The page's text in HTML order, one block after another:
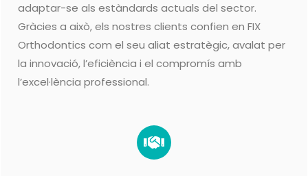
adaptar-se als estàndards actuals del sector.
Gràcies a això, els nostres clients confien en FIX
Orthodontics com el seu aliat estratègic, avalat per
la innovació, l’eficiència i el compromís amb
l’excel·lència professional.